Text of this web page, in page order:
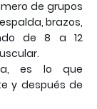
de grupos
brazos,
de 8 a 12
es lo que
y después de